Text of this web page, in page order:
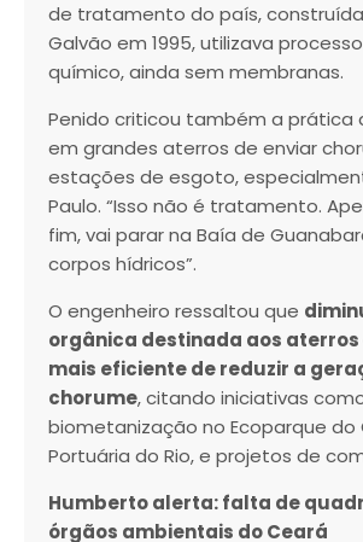
de tratamento do país,
Galvão em 1995, utilizava
químico, ainda sem membranas.
Penido criticou também a prática
em grandes aterros de enviar
estações de esgoto,
Paulo. “Isso não é tratamento.
fim, vai parar na Baía de
corpos hídricos”.
O engenheiro ressaltou que
orgânica destinada aos aterros
mais eficiente de reduzir a
chorume, citando iniciativas
biometanização no Ecoparque do
Portuária do Rio, e projetos de
Humberto alerta: falta de
órgãos ambientais do Ceará